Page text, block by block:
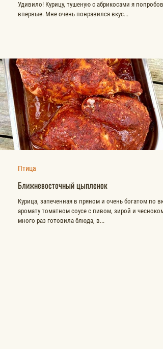
Удивило! Курицу, тушеную с абрикосами я
впервые. Мне очень понравился вкус...
Ближневосточный цыпленок
Курица, запеченная в пряном и очень богатом по
аромату томатном соусе с пивом, зирой и
много раз готовила блюда, в...
Птица